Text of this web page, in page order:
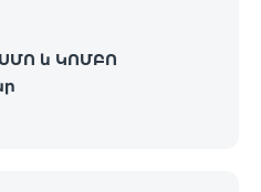
և ԿՈՄԲՈ